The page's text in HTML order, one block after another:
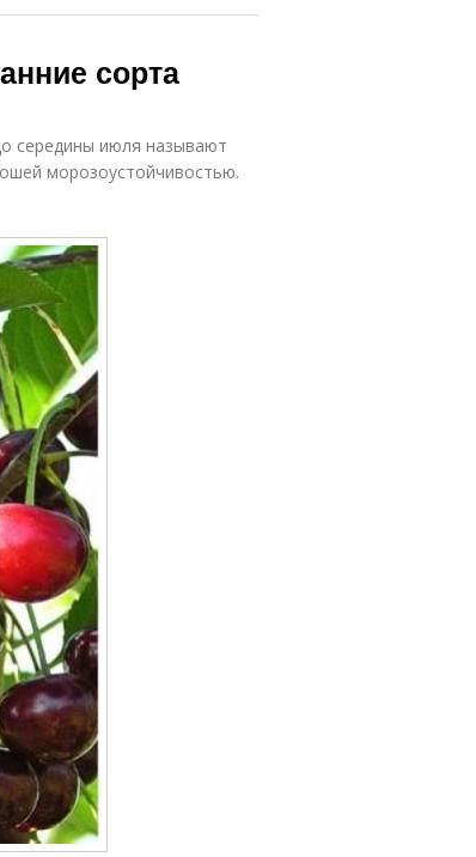
сорта
середины июля называют
морозоустойчивостью.